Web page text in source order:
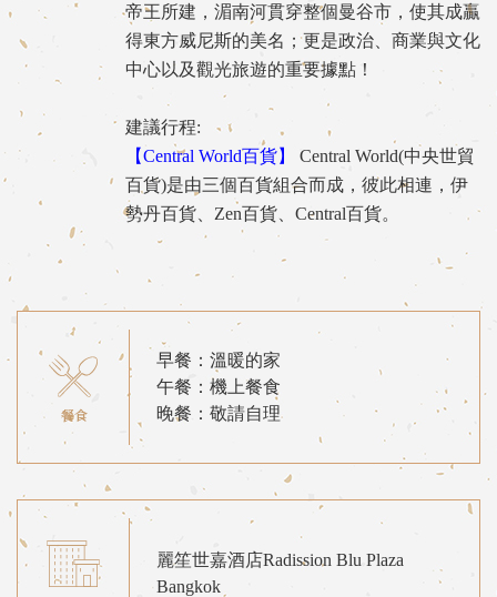
帝王所建，湄南河貫穿整個曼谷市，使其成贏
得東方威尼斯的美名；更是政治、商業與文化
中心以及觀光旅遊的重要據點！
建議行程:
【Central World百貨】 Central World(中央世貿
百貨)是由三個百貨組合而成，彼此相連，伊
勢丹百貨、Zen百貨、Central百貨。
早餐：溫暖的家
午餐：機上餐食
晚餐：敬請自理
麗笙世嘉酒店Radission Blu Plaza
Bangkok